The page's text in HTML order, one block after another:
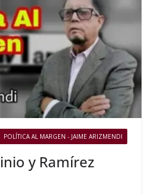
POLÍTICA AL MARGEN - JAIME ARIZMENDI
y Ramírez